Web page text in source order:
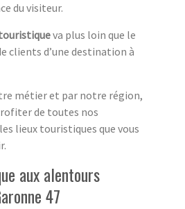
du visiteur.
va plus loin que le
clients d’une destination à
métier et par notre région,
de toutes nos
lieux touristiques que vous
aux alentours
47